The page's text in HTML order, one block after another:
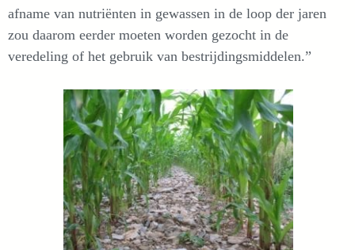
afname van nutriënten in gewassen in de loop der jaren
zou daarom eerder moeten worden gezocht in de
veredeling of het gebruik van bestrijdingsmiddelen.”